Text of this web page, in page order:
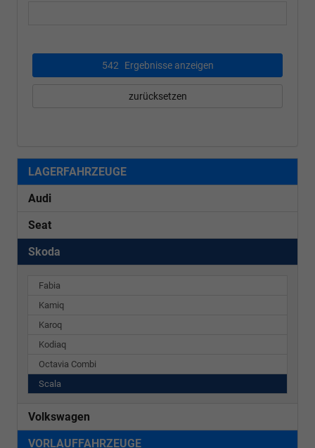
542 Ergebnisse anzeigen
zurücksetzen
LAGERFAHRZEUGE
Audi
Seat
Skoda
Fabia
Kamiq
Karoq
Kodiaq
Octavia Combi
Scala
Volkswagen
VORLAUFFAHRZEUGE